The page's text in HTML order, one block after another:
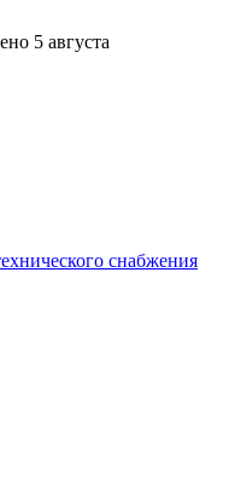
5 августа
снабжения